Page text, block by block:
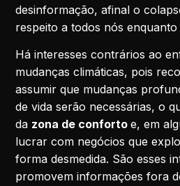
desinformação, afinal o
respeito a todos nós enquanto
Há interesses contrários ao
mudanças climáticas, pois
assumir que mudanças
de vida serão necessárias, o
da zona de confortoe, em
lucrar com negócios que
forma desmedida. São esses
promovem informações fora